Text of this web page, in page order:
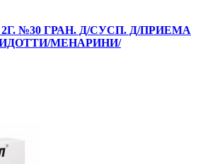
№30 ГРАН. Д/СУСП. Д/ПРИЕМА
МЕНАРИНИ/